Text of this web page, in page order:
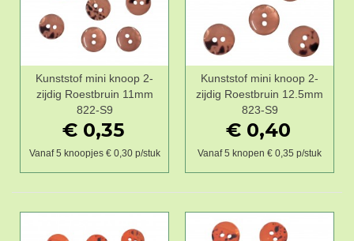
Kunststof mini knoop 2-
zijdig Roestbruin 11mm
822-S9
€ 0,35
Vanaf 5 knoopjes € 0,30 p/stuk
Kunststof mini knoop 2-
zijdig Roestbruin 12.5mm
823-S9
€ 0,40
Vanaf 5 knopen € 0,35 p/stuk